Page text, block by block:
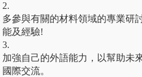
2.
多參與有關的材料領域的專業研
能及經驗!
3.
加強自己的外語能力，以幫助未
國際交流。